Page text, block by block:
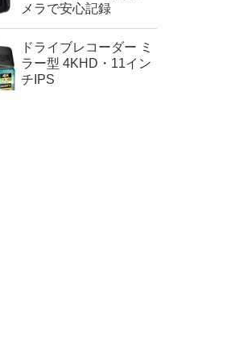
メラで安心記録
ドライブレコーダー ミ
ラー型 4KHD・11イン
チIPS